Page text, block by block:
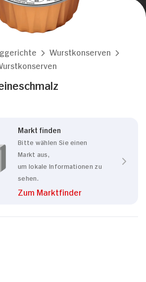
Wurstkonserven
Markt finden
Bitte wählen Sie einen
Markt aus,
um lokale Informationen zu
sehen.
Zum Marktfinder